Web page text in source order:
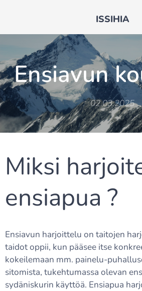
ISSIHIA
Ensiavun
02.03.2025
Miksi
ensiapua ?
Ensiavun harjoittelu on taitojen
taidot oppii, kun pääsee itse
kokeilemaan mm. painelu-
sitomista, tukehtumassa olevan
sydäniskurin käyttöä. Ensiapua